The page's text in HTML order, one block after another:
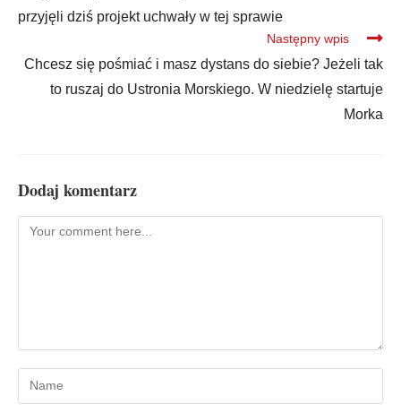
przyjęli dziś projekt uchwały w tej sprawie
Następny wpis
Chcesz się pośmiać i masz dystans do siebie? Jeżeli tak
to ruszaj do Ustronia Morskiego. W niedzielę startuje
Morka
Dodaj komentarz